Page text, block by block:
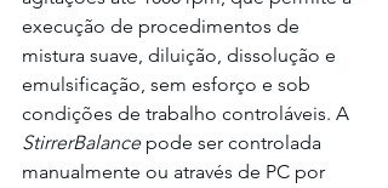
execução de procedimentos de
mistura suave, diluição, dissolução e
emulsificação, sem esforço e sob
condições de trabalho controláveis. A
StirrerBalance pode ser controlada
manualmente ou através de PC por